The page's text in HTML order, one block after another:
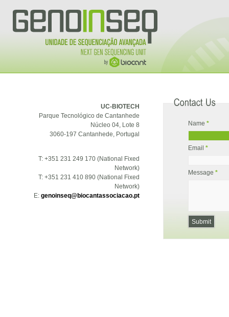
UC-BIOTECH
Parque Tecnológico de Cantanhede
Núcleo 04, Lote 8
3060-197 Cantanhede, Portugal
T: +351 231 249 170 (National Fixed
Network)
T: +351 231 410 890 (National Fixed
Network)
E: genoinseq@biocantassociacao.pt
Name *
Email *
Message *